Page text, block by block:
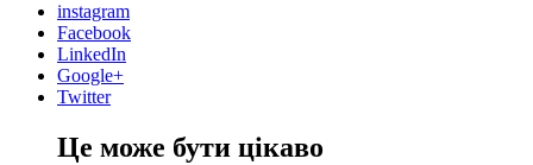
instagram
Facebook
LinkedIn
Google+
Twitter
Це може бути цікаво